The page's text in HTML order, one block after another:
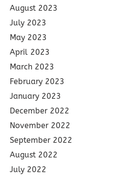
August 2023
July 2023
May 2023
April 2023
March 2023
February 2023
January 2023
December 2022
November 2022
September 2022
August 2022
July 2022